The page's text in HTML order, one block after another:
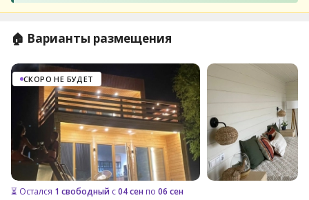
🏠 Варианты размещения
СКОРО НЕ БУДЕТ
⏳ Остался 1 свободный с04 сен по 06 сен